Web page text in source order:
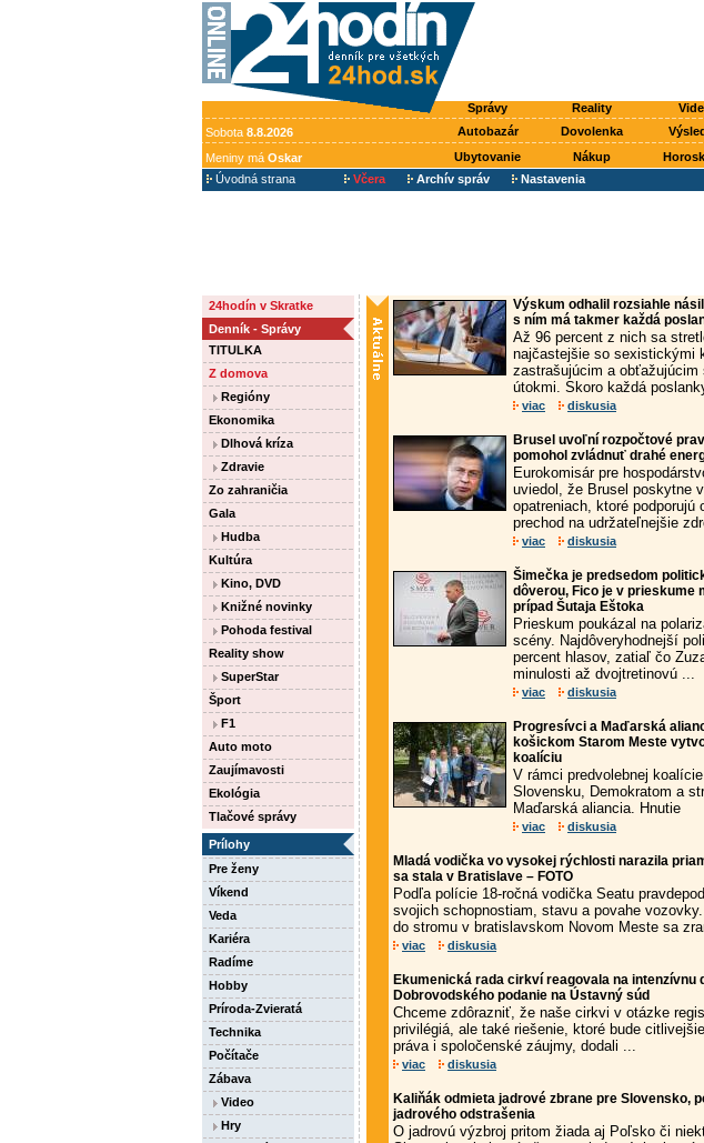
Správy Reality
Sobota 8.8.2026 Autobazár Dovolenka
Meniny má Oskar Ubytovanie Nákup
Úvodná strana
Včera Archív správ Nastavenia
24hodín v Skratke
Denník - Správy
TITULKA
Z domova
Regióny
Ekonomika
Dlhová kríza
Zdravie
Zo zahraničia
Gala
Hudba
Kultúra
Kino, DVD
Knižné novinky
Pohoda festival
Reality show
SuperStar
Šport
F1
Auto moto
Zaujímavosti
Ekológia
Tlačové správy
Prílohy
Pre ženy
Víkend
Veda
Kariéra
Radíme
Hobby
Príroda-Zvieratá
Technika
Počítače
Zábava
Video
Hry
Výskum odhalil rozsiahle
s ním má takmer každá
Až 96 percent z nich sa
najčastejšie so sexistickými
zastrašujúcim a obťažujúcim
útokmi. Skoro každá
viac diskusia
Brusel uvoľní rozpočtové
pomohol zvládnuť drahé
Eurokomisár pre
uviedol, že Brusel poskytne
opatreniach, ktoré
prechod na udržateľnejšie
viac diskusia
Šimečka je predsedom
dôverou, Fico je v prieskume
prípad Šutaja Eštoka
Prieskum poukázal na
scény. Najdôveryhodnejší
percent hlasov, zatiaľ čo
minulosti až dvojtretinovú ...
viac diskusia
Progresívci a Maďarská
košickom Starom Meste
koalíciu
V rámci predvolebnej
Slovensku, Demokratom a
Maďarská aliancia. Hnutie
viac diskusia
Mladá vodička vo vysokej rýchlosti narazila
sa stala v Bratislave – FOTO
Podľa polície 18-ročná vodička Seatu
svojich schopnostiam, stavu a povahe
do stromu v bratislavskom Novom Meste sa
viac diskusia
Ekumenická rada cirkví reagovala na intenzívnu
Dobrovodského podanie na Ústavný súd
Chceme zdôrazniť, že naše cirkvi v otázke
privilégiá, ale také riešenie, ktoré bude
práva i spoločenské záujmy, dodali ...
viac diskusia
Kaliňák odmieta jadrové zbrane pre Slovensko,
jadrového odstrašenia
O jadrovú výzbroj pritom žiada aj Poľsko či